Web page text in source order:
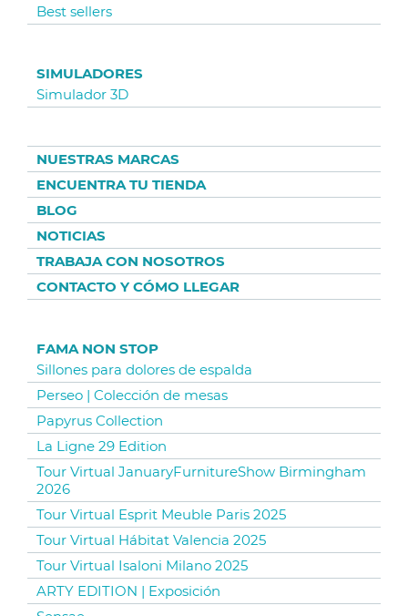
Best sellers
SIMULADORES
Simulador 3D
NUESTRAS MARCAS
ENCUENTRA TU TIENDA
BLOG
NOTICIAS
TRABAJA CON NOSOTROS
CONTACTO Y CÓMO LLEGAR
FAMA NON STOP
Sillones para dolores de espalda
Perseo | Colección de mesas
Papyrus Collection
La Ligne 29 Edition
Tour Virtual JanuaryFurnitureShow Birmingham
2026
Tour Virtual Esprit Meuble Paris 2025
Tour Virtual Hábitat Valencia 2025
Tour Virtual Isaloni Milano 2025
ARTY EDITION | Exposición